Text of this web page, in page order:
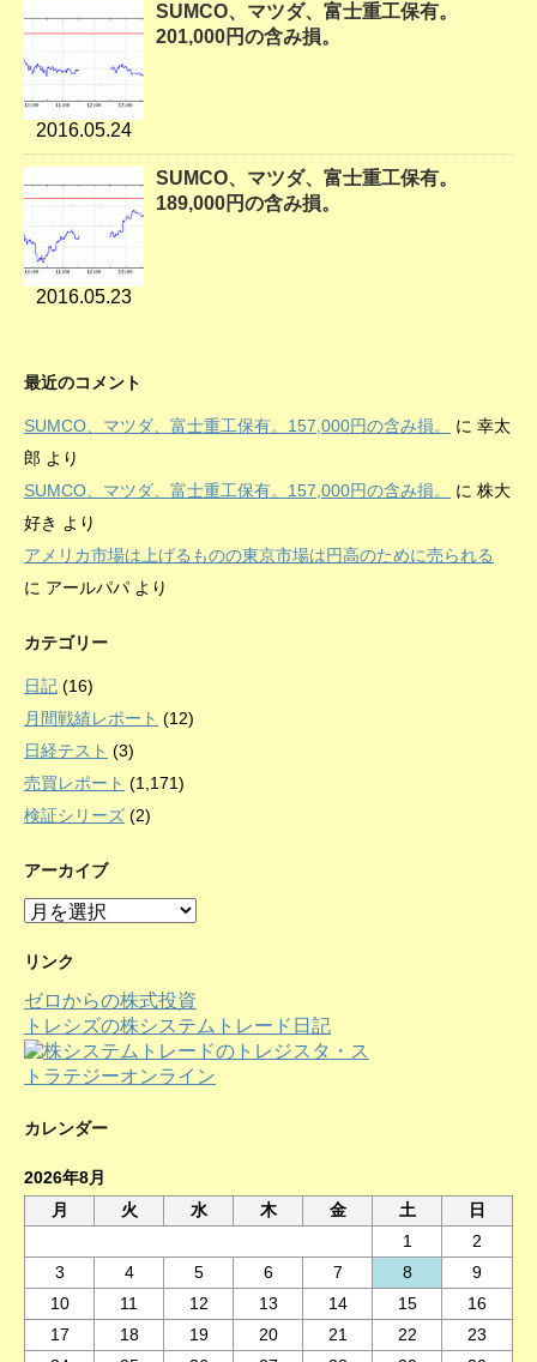
2016.05.24
SUMCO、マツダ、富士重工保有。
201,000円の含み損。
2016.05.23
SUMCO、マツダ、富士重工保有。
189,000円の含み損。
最近のコメント
SUMCO、マツダ、富士重工保有。157,000円の含み損。 に 幸太
郎 より
SUMCO、マツダ、富士重工保有。157,000円の含み損。
に 株大
好き より
アメリカ市場は上げるものの東京市場は円高のために売られる
に アールパパ より
カテゴリー
日記 (16)
月間戦績レポート (12)
日経テスト (3)
売買レポート (1,171)
検証シリーズ (2)
アーカイブ
ア
カ
ブ
リンク
ゼロからの株式投資
トレシズの株システムトレード日記
カレンダー
2026年8月
月
火 水 木 金 土
日
1
2
3
4 5 6 7 8
9
10
11 12 13 14 15
16
17
18 19 20 21 22
23